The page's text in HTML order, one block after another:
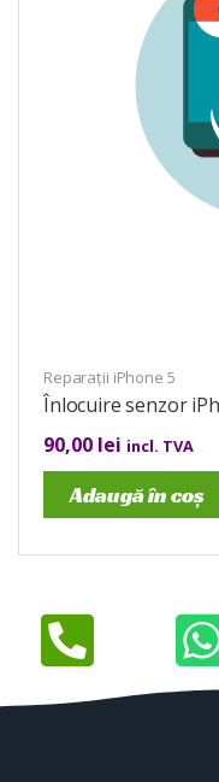
Reparații iPhone 5
Înlocuire senzor
90,00 lei incl. TVA
Adaugă în coș